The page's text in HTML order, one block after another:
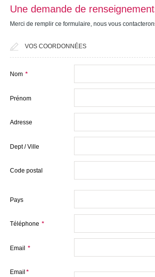
Nos offres
Une demande de
Merci de remplir ce formulaire, nous vous
VOS COORDONNÉES
Nom *
Prénom
Adresse
Dept / Ville
Code postal
Pays
Téléphone *
Email *
Email *